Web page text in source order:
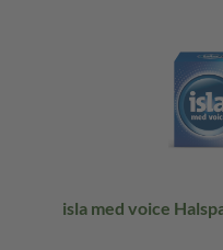
isla med voice